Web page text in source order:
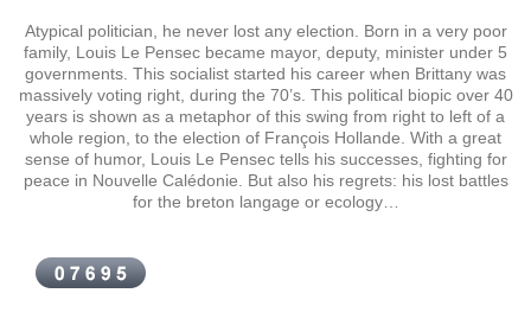
Atypical politician, he never lost any election. Born in a very poor
family, Louis Le Pensec became mayor, deputy, minister under 5
governments. This socialist started his career when Brittany was
massively voting right, during the 70’s. This political biopic over 40
years is shown as a metaphor of this swing from right to left of a
whole region, to the election of François Hollande. With a great
sense of humor, Louis Le Pensec tells his successes, fighting for
peace in Nouvelle Calédonie. But also his regrets: his lost battles
for the breton langage or ecology…